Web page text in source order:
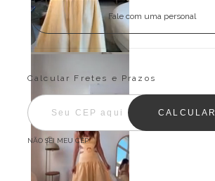
Fale com uma personal
Calcular Fretes e Prazos
CALCULAR
NÃO SEI MEU CEP